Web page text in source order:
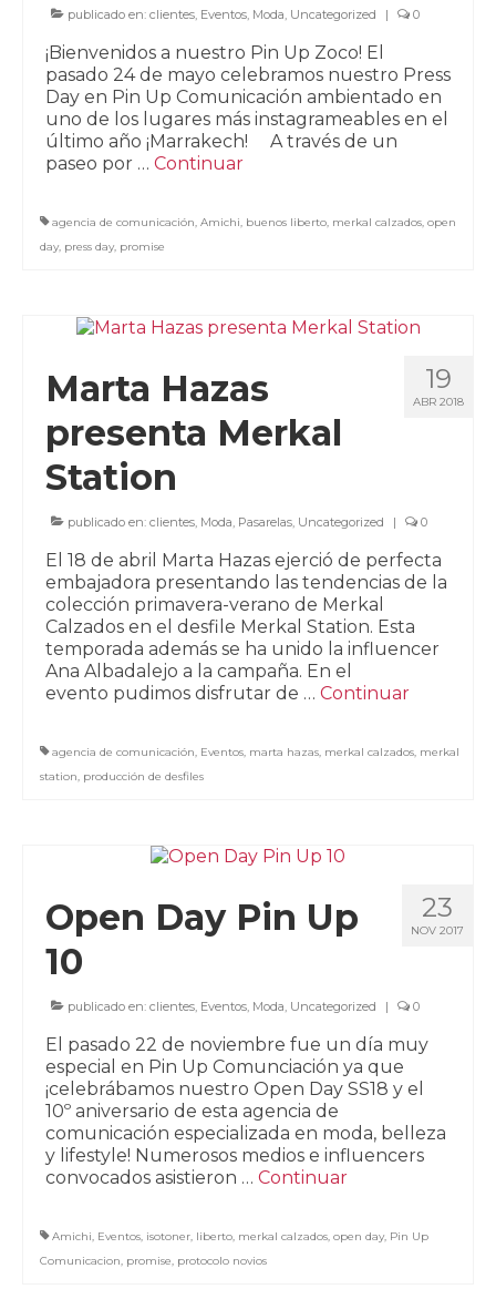
publicado en: clientes Eventos Moda Uncategorized | 0
¡Bienvenidos a nuestro Pin Up Zoco! El
pasado 24 de mayo celebramos nuestro Press
Day en Pin Up Comunicación ambientado en
uno de los lugares más instagrameables en el
último año ¡Marrakech! A través de un
paseo por … Continuar
agencia de comunicación, Amichi, buenos liberto, merkal calzados, open
day, press day, promise
19
ABR 2018
Marta Hazas
presenta Merkal
Station
publicado en: clientes Moda Pasarelas Uncategorized | 0
El 18 de abril Marta Hazas ejerció de perfecta
embajadora presentando las tendencias de la
colección primavera-verano de Merkal
Calzados en el desfile Merkal Station. Esta
temporada además se ha unido la influencer
Ana Albadalejo a la campaña. En el
evento pudimos disfrutar de … Continuar
agencia de comunicación Eventos marta hazas merkal calzados merkal
station producción de desfiles
23
NOV 2017
Open Day Pin Up
10
publicado en: clientes, Eventos, Moda, Uncategorized | 0
El pasado 22 de noviembre fue un día muy
especial en Pin Up Comunciación ya que
¡celebrábamos nuestro Open Day SS18 y el
10º aniversario de esta agencia de
comunicación especializada en moda, belleza
y lifestyle! Numerosos medios e influencers
convocados asistieron … Continuar
Amichi, Eventos, isotoner, liberto, merkal calzados, open day, Pin Up
Comunicacion, promise, protocolo novios